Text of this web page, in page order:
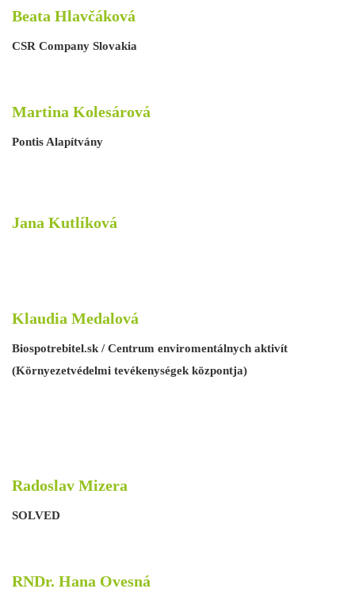
Beata Hlavčáková
CSR Company Slovakia
Martina Kolesárová
Pontis Alapítvány
Jana Kutlíková
Klaudia Medalová
Biospotrebitel.sk / Centrum enviromentálnych aktivít
(Környezetvédelmi tevékenységek központja)
Radoslav Mizera
SOLVED
RNDr. Hana Ovesná